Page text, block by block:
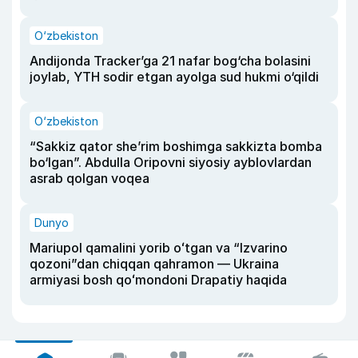
O‘zbekiston
Andijonda Tracker’ga 21 nafar bog‘cha bolasini
joylab, YTH sodir etgan ayolga sud hukmi o‘qildi
O‘zbekiston
“Sakkiz qator she’rim boshimga sakkizta bomba
bo‘lgan”. Abdulla Oripovni siyosiy ayblovlardan
asrab qolgan voqea
Dunyo
Mariupol qamalini yorib oʻtgan va “Izvarino
qozoni”dan chiqqan qahramon — Ukraina
armiyasi bosh qoʻmondoni Drapatiy haqida